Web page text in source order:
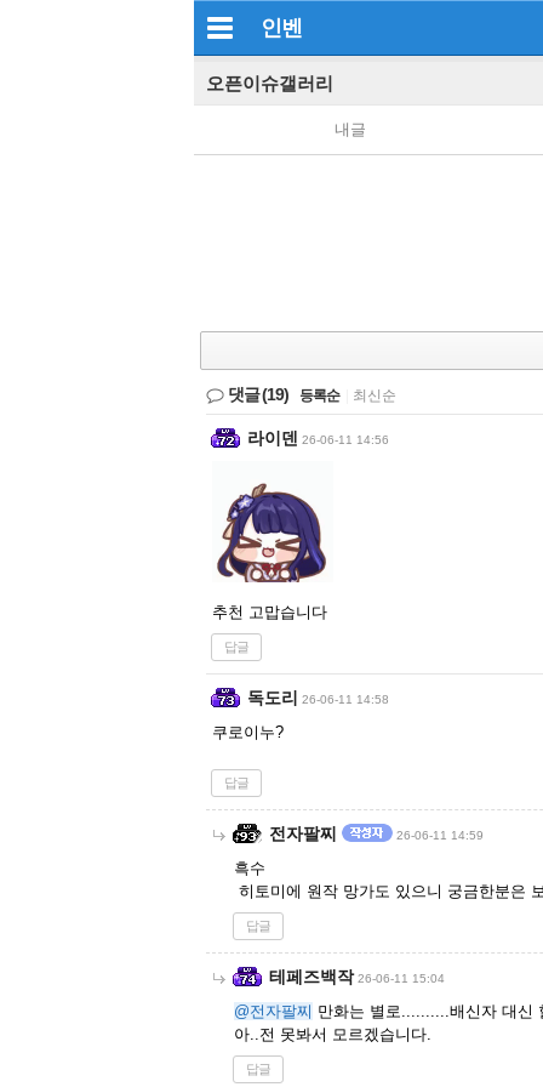
인벤
오픈이슈갤러리
내글
댓글(19) 등록순 최신순
라이덴 26-06-11 14:56
추천 고맙습니다
답글
독도리 26-06-11 14:58
쿠로이누?
답글
전자팔찌 26-06-11 14:59
흑수
히토미에 원작 망가도 있으니 궁금한분은
답글
테페즈백작 26-06-11 15:04
@전자팔찌 만화는 별로..........배신자 대신
아..전 못봐서 모르겠습니다.
답글